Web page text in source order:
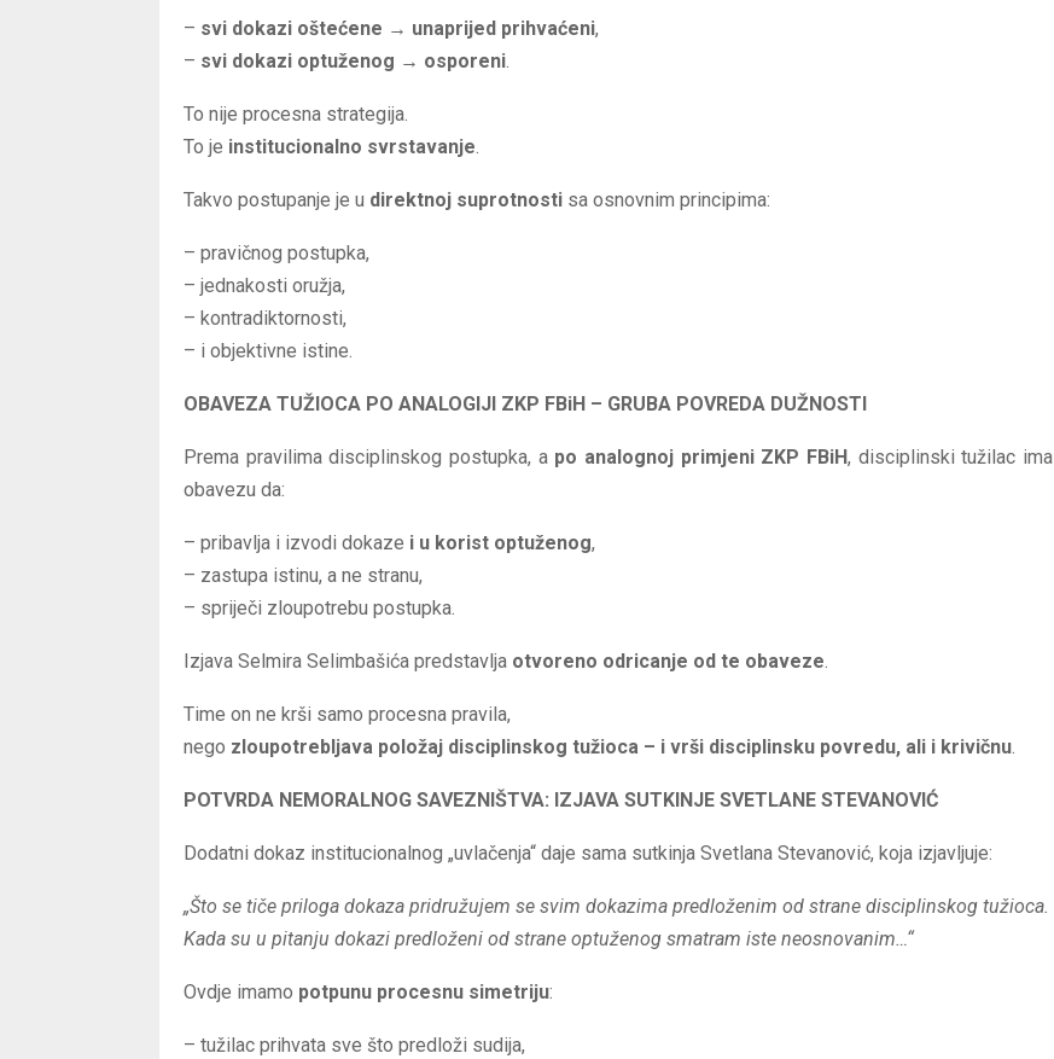
– svi dokazi oštećene → unaprijed prihvaćeni,
– svi dokazi optuženog → osporeni.
To nije procesna strategija.
To je institucionalno svrstavanje.
Takvo postupanje je u direktnoj suprotnosti sa osnovnim principima:
– pravičnog postupka,
– jednakosti oružja,
– kontradiktornosti,
– i objektivne istine.
OBAVEZA TUŽIOCA PO ANALOGIJI ZKP FBiH – GRUBA POVREDA DUŽNOSTI
Prema pravilima disciplinskog postupka, a po analognoj primjeni ZKP FBiH, disciplinski tužilac ima
obavezu da:
– pribavlja i izvodi dokaze i u korist optuženog,
– zastupa istinu, a ne stranu,
– spriječi zloupotrebu postupka.
Izjava Selmira Selimbašića predstavlja otvoreno odricanje od te obaveze.
Time on ne krši samo procesna pravila,
nego zloupotrebljava položaj disciplinskog tužioca – i vrši disciplinsku povredu, ali i krivičnu.
POTVRDA NEMORALNOG SAVEZNIŠTVA: IZJAVA SUTKINJE SVETLANE STEVANOVIĆ
Dodatni dokaz institucionalnog „uvlačenja“ daje sama sutkinja Svetlana Stevanović, koja izjavljuje:
„Što se tiče priloga dokaza pridružujem se svim dokazima predloženim od strane disciplinskog tužioca.
Kada su u pitanju dokazi predloženi od strane optuženog smatram iste neosnovanim…“
Ovdje imamo potpunu procesnu simetriju:
– tužilac prihvata sve što predloži sudija,